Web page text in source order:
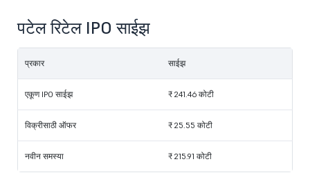
पटेल रिटेल IPO साईझ
प्रकार साईझ
एकूण IPO साईझ ₹ 241.46 कोटी
विक्रीसाठी ऑफर ₹ 25.55 कोटी
नवीन समस्या ₹ 215.91 कोटी